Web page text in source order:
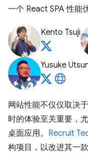
一个 React SPA 性能
Kento Tsuji
Yusuke
网站性能不仅仅取决
时的体验至关重要，
桌面应用。 Recruit
构项目，以改进其一